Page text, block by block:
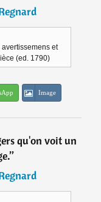
et
(ed. 1790)
Image
qu'on voit un
”